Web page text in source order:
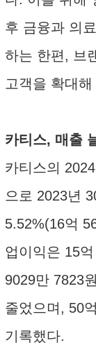
후 금융과 의
하는 한편, 브
고객을 확대
카티스, 매출
카티스의
으로 2023년
5.52%(16억
업이익은 15
9029만 7823
줄었으며, 50
기록했다.